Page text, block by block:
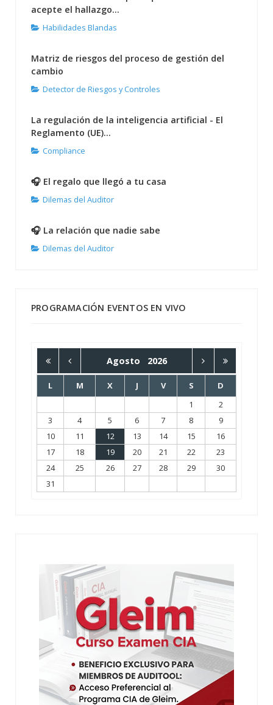
acepte el hallazgo...
Habilidades Blandas
Matriz de riesgos del proceso de gestión del
cambio
Detector de Riesgos y Controles
La regulación de la inteligencia artificial - El
Reglamento (UE)...
Compliance
🎧 El regalo que llegó a tu casa
Dilemas del Auditor
🎧 La relación que nadie sabe
Dilemas del Auditor
PROGRAMACIÓN EVENTOS EN VIVO
Agosto 2026
L M X J V S
D
1
2
3
4 5 6 7 8
9
10
11 12 13 14 15
16
17
18 19 20 21 22
23
24
25 26 27 28 29
30
31